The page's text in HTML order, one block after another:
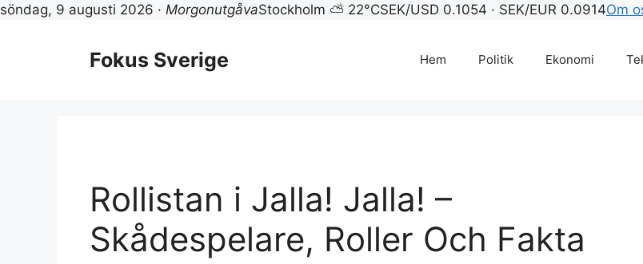
söndag, 9 augusti 2026 · MorgonutgåvaStockholm ⛅ 22°CSEK/USD 0.1054 · SEK/EUR 0.0914Om
Fokus Sverige Hem Politik Ekonomi
Rollistan i Jalla! Jalla! –
Skådespelare, Roller Och Fakta